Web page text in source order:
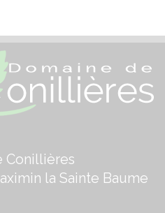
Conillières
la Sainte Baume